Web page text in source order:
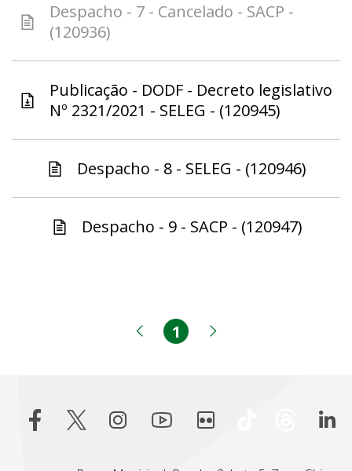
Despacho - 7 - Cancelado - SACP -
(120936)
Publicação - DODF - Decreto legislativo
Nº 2321/2021 - SELEG - (120945)
Despacho - 8 - SELEG - (120946)
Despacho - 9 - SACP - (120947)
Página anterior
Página
1